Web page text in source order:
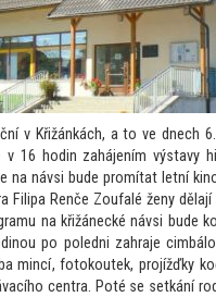
v Křižánkách, ato ve dnech
16 hodin zahájením výstavy
na návsi bude promítat letní
Filipa Renče Zoufalé ženy
na křižánecké návsi bude
po poledni zahraje
mincí, fotokoutek, projížďky
centra. Poté se setkání